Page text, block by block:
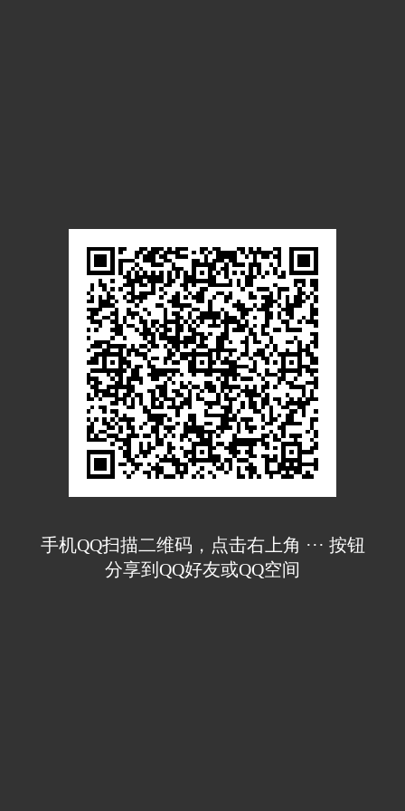
手机QQ扫描二维码，点击右上角 ··· 按钮
分享到QQ好友或QQ空间